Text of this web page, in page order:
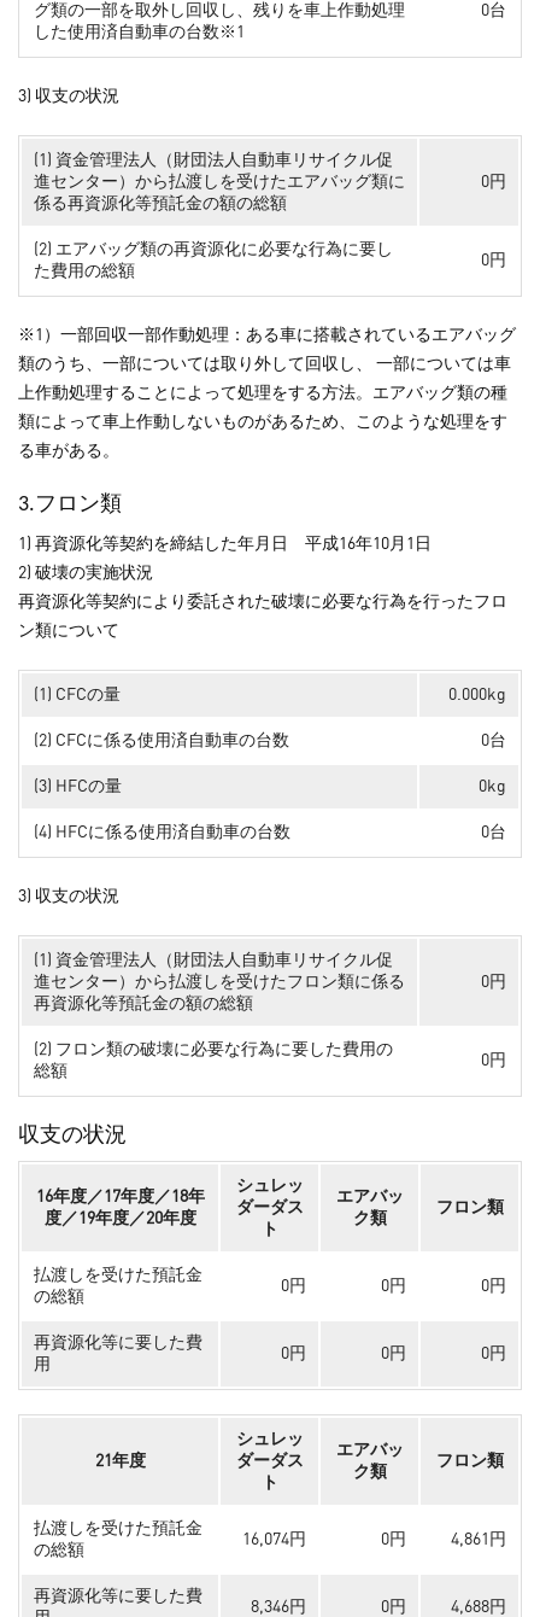
グ類の一部を取外し回収し、残りを車上作動処理
した使用済自動車の台数※1
0台
3) 収支の状況
(1) 資金管理法人（財団法人自動車リサイクル促
進センター）から払渡しを受けたエアバッグ類に
係る再資源化等預託金の額の総額
0円
(2) エアバッグ類の再資源化に必要な行為に要し
た費用の総額
0円
※1）一部回収一部作動処理：ある車に搭載されているエアバッグ
類のうち、一部については取り外して回収し、 一部については車
上作動処理することによって処理をする方法。エアバッグ類の種
類によって車上作動しないものがあるため、このような処理をす
る車がある。
3.フロン類
1) 再資源化等契約を締結した年月日 平成16年10月1日
2) 破壊の実施状況
再資源化等契約により委託された破壊に必要な行為を行ったフロ
ン類について
(1) CFCの量 0.000kg
(2) CFCに係る使用済自動車の台数 0台
(3) HFCの量 0kg
(4) HFCに係る使用済自動車の台数 0台
3) 収支の状況
(1) 資金管理法人（財団法人自動車リサイクル促
進センター）から払渡しを受けたフロン類に係る
再資源化等預託金の額の総額
0円
(2) フロン類の破壊に必要な行為に要した費用の
総額
0円
収支の状況
16年度／17年度／18年
度／19年度／20年度
シュレッ
ダーダス
ト
エアバッ
ク類
フロン類
払渡しを受けた預託金
の総額
0円 0円 0円
再資源化等に要した費
用
0円 0円 0円
21年度
シュレッ
ダーダス
ト
エアバッ
ク類
フロン類
払渡しを受けた預託金
の総額
16,074円 0円 4,861円
再資源化等に要した費
8,346円 0円 4,688円